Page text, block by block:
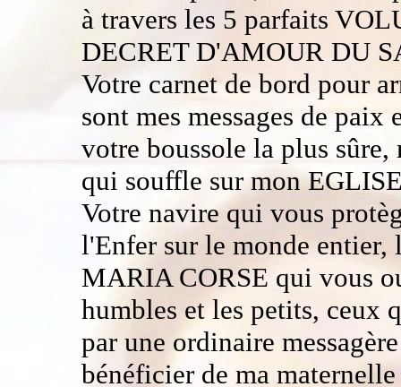
à travers les 5 parfaits
DECRET D'AMOUR DU
Votre carnet de bord pour
sont mes messages de
votre boussole la plus
qui souffle sur mon
Votre navire qui vous
l'Enfer sur le monde
MARIA CORSE qui vous
humbles et les petits, ceux
par une ordinaire
bénéficier de ma